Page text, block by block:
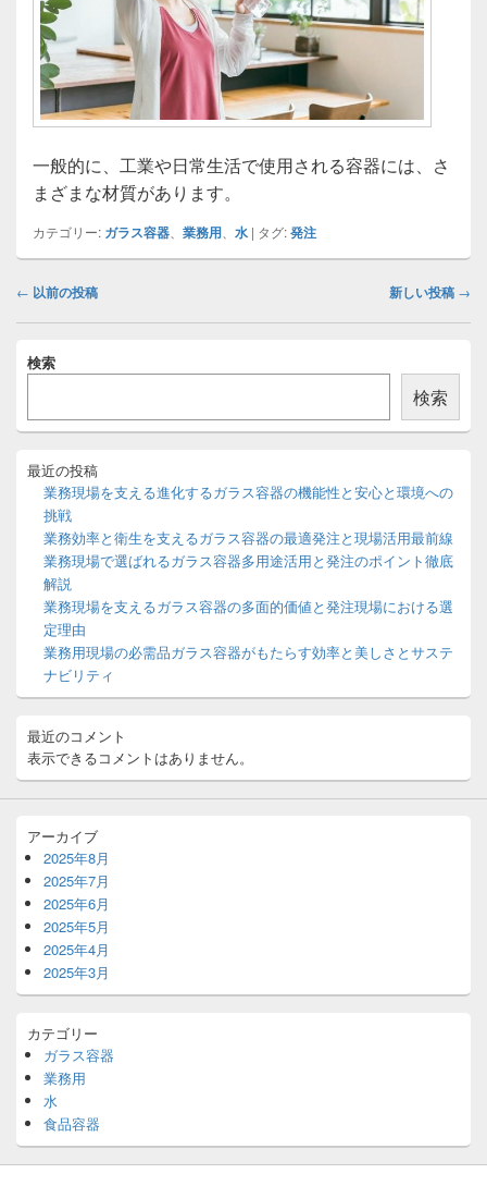
一般的に、工業や日常生活で使用される容器には、さ
まざまな材質があります。
カテゴリー: ガラス容器 業務用 水 | タグ:発注
投
ビ
ゲ
シ
ン
← 以前の投稿 新しい投稿 →
イ
イ
バ
検索
検索
最近の投稿
業務現場を支える進化するガラス容器の機能性と安心と環境への
挑戦
業務効率と衛生を支えるガラス容器の最適発注と現場活用最前線
業務現場で選ばれるガラス容器多用途活用と発注のポイント徹底
解説
業務現場を支えるガラス容器の多面的価値と発注現場における選
定理由
業務用現場の必需品ガラス容器がもたらす効率と美しさとサステ
ナビリティ
最近のコメント
表示できるコメントはありません。
アーカイブ
2025年8月
2025年7月
2025年6月
2025年5月
2025年4月
2025年3月
カテゴリー
ガラス容器
業務用
水
食品容器